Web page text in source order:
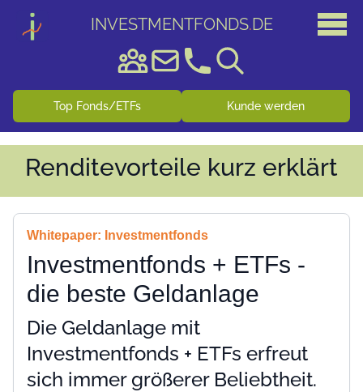
INVESTMENTFONDS.DE
Top Fonds/ETFs Kunde werden
Renditevorteile kurz erklärt
Whitepaper: Investmentfonds
Investmentfonds + ETFs -
die beste Geldanlage
Die Geldanlage mit
Investmentfonds + ETFs erfreut
sich immer größerer Beliebtheit.